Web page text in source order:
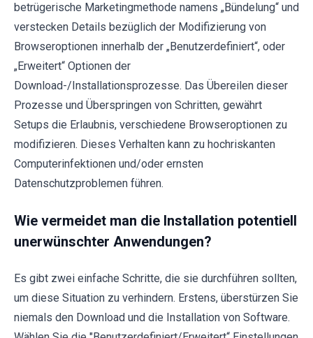
betrügerische Marketingmethode namens „Bündelung“ und
verstecken Details bezüglich der Modifizierung von
Browseroptionen innerhalb der „Benutzerdefiniert“, oder
„Erweitert“ Optionen der
Download-/Installationsprozesse. Das Übereilen dieser
Prozesse und Überspringen von Schritten, gewährt
Setups die Erlaubnis, verschiedene Browseroptionen zu
modifizieren. Dieses Verhalten kann zu hochriskanten
Computerinfektionen und/oder ernsten
Datenschutzproblemen führen.
Wie vermeidet man die Installation potentiell
unerwünschter Anwendungen?
Es gibt zwei einfache Schritte, die sie durchführen sollten,
um diese Situation zu verhindern. Erstens, überstürzen Sie
niemals den Download und die Installation von Software.